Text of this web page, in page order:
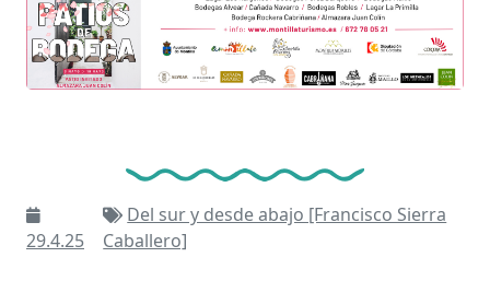
29.4.25
Del sur y desde abajo [Francisco Sierra
Caballero]